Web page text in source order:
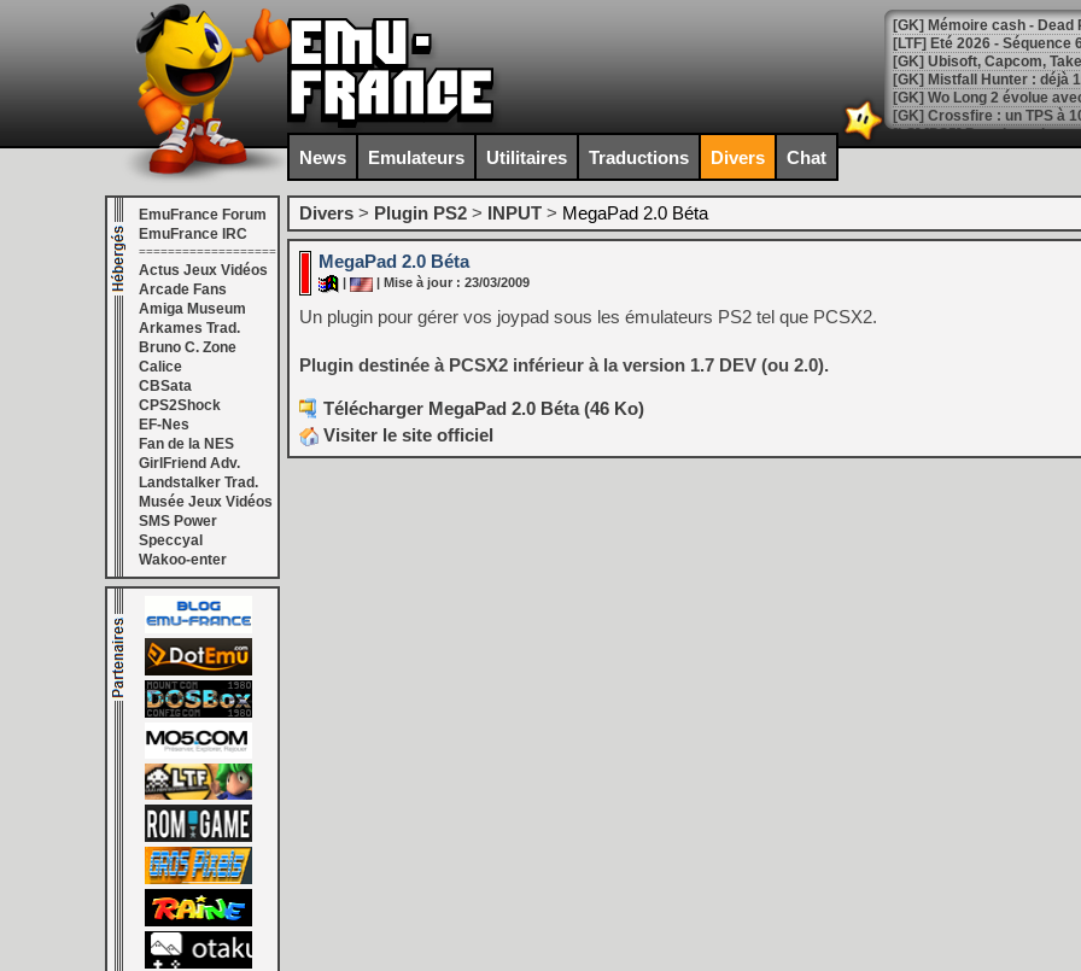
[LTF] Eté 2026 - Séquence
[GK] Mistfall Hunter : déjà
[GK] Wo Long 2 évolue
[GK] Crossfire : un TPS à
[LS] [PS5] Premiers
[Mo5] DOOM arrive en
[GK] Bethesda fête les 30
[GK] Roblox : l'action en
[GK] Agenda - GeForce
[LS] [PS5] ps5-y2jb-
[GK] Pourquoi Marvel
[GK] Test : Restory : Chill
[GK] GTA 6 : Rockstar
[GK] Hot Wheels Infinite
[GK] Mémoire cash -
[GK] Résultats Nintendo :
[GK] Déjà des
[Mo5] Brickboy cherche à
[GK] Minecraft et ses «
[GK] Beast of
[GK] Ubisoft : fin de partie
[GK] Mémoire cash -
[GK] Dan Houser (GTA)
[GK] Comment EA Sports
[GK] Crimson Moon : un
[GK] Isle of Reveries : le
[GK] Moonlighter 2 : The
[GK] Capcom relance
[GK] Guillermo del Toro
News Emulateurs Utilitaires Traductions Divers Chat
EmuFrance Forum
EmuFrance IRC
===================
Actus Jeux Vidéos
Arcade Fans
Amiga Museum
Arkames Trad.
Bruno C. Zone
Calice
CBSata
CPS2Shock
EF-Nes
Fan de la NES
GirlFriend Adv.
Landstalker Trad.
Musée Jeux Vidéos
SMS Power
Speccyal
Wakoo-enter
Divers > Plugin PS2 > INPUT > MegaPad 2.0 Béta
MegaPad 2.0 Béta
| Mise à jour : 23/03/2009
Un plugin pour gérer vos joypad sous les émulateurs PS2 tel que PCSX2.
Plugin destinée à PCSX2 inférieur à la version 1.7 DEV (ou 2.0).
Télécharger MegaPad 2.0 Béta (46 Ko)
Visiter le site officiel